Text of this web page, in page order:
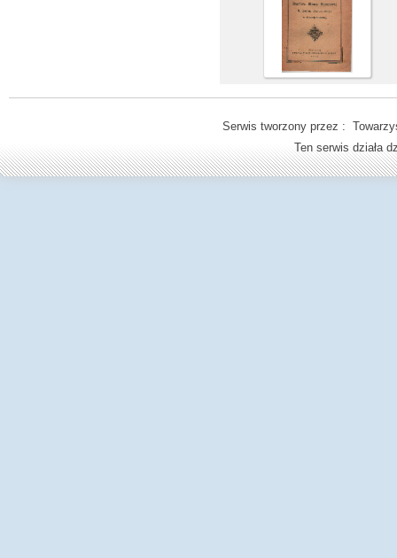
Serwis tworzony przez :
Ten serwis działa